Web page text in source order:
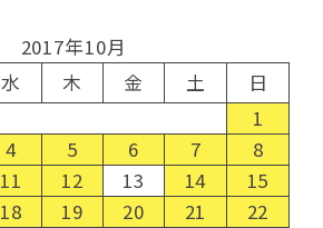
2017年10月
水 木 金 土
日
1
4 5 6 7
8
11 12 13 14
15
18 19 20 21
22